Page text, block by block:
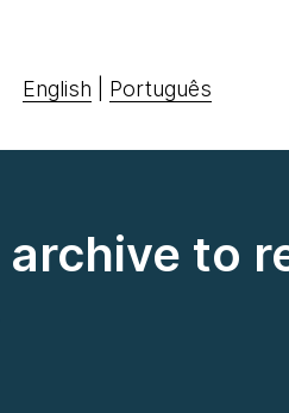
English Português
to